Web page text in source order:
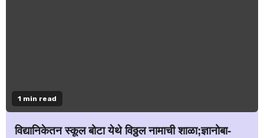
1 min read
विद्यानिकेतन स्कूल बोटा येथे विठ्ठल नामाची शाळा;ज्ञानोबा-